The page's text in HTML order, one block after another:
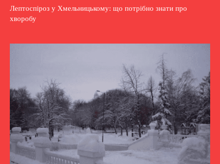
Лептоспіроз у Хмельницькому: що потрібно знати про
хворобу